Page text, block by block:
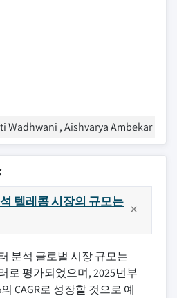
Wadhwani , Aishvarya Ambekar
텔레콤 시장의 규모는
분석 글로벌 시장 규모는
로 평가되었으며, 2025년부
CAGR로 성장할 것으로 예